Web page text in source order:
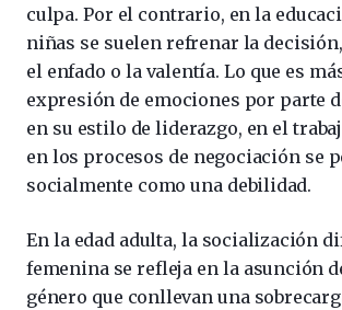
culpa. Por el contrario, en la
niñas se suelen refrenar la
el enfado o la valentía. Lo que es
expresión de emociones por parte
en su estilo de liderazgo, en el
en los procesos de negociación se
socialmente como una debilidad.
En la edad adulta, la socialización
femenina se refleja en la asunción
género que conllevan una